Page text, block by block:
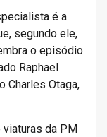
é a
segundo ele,
o episódio
Raphael
Charles Otaga,
da PM